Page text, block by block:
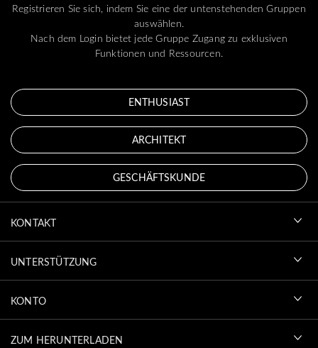
Registrieren Sie sich, indem Sie eine der untenstehenden Gruppen
auswählen.
Nach dem Login bietet jede Gruppe Zugang zu exklusiven
Funktionen und Ressourcen.
ENTHUSIAST
ARCHITEKT
GESCHÄFTSKUNDE
KONTAKT
UNTERSTÜTZUNG
KONTO
ZUM HERUNTERLADEN